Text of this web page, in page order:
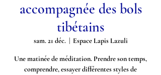
accompagnée des bols
tibétains
sam. 21 déc.
  |
Espace Lapis Lazuli
Une matinée de méditation. Prendre son temps,
comprendre, essayer différentes styles de